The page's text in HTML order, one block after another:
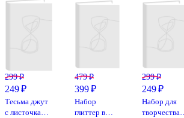
299 ₽
249 ₽
Тесьма джут
с листочками,
479 ₽
399 ₽
Набор
глиттер в
299 ₽
249 ₽
Набор для
творчества